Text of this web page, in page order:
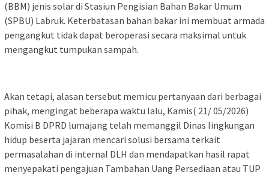
(BBM) jenis solar di Stasiun Pengisian Bahan Bakar Umum
(SPBU) Labruk. Keterbatasan bahan bakar ini membuat armada
pengangkut tidak dapat beroperasi secara maksimal untuk
mengangkut tumpukan sampah.
Akan tetapi, alasan tersebut memicu pertanyaan dari berbagai
pihak, mengingat beberapa waktu lalu, Kamis( 21/ 05/2026)
Komisi B DPRD lumajang telah memanggil Dinas lingkungan
hidup beserta jajaran mencari solusi bersama terkait
permasalahan di internal DLH dan mendapatkan hasil rapat
menyepakati pengajuan Tambahan Uang Persediaan atau TUP